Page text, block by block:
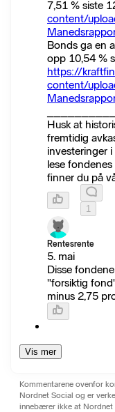
7,51 % siste
content/
Bonds ga en
opp 10,54 %
https://
content/
Husk at
fremtidig
investeringer
lese
finner du på
1
Rentesrente
5. mai
Disse
"forsiktig
minus 2,75
Vis mer
Kommentarene ovenfor
Nordnet Social og er
innebærer ikke at Nordnet